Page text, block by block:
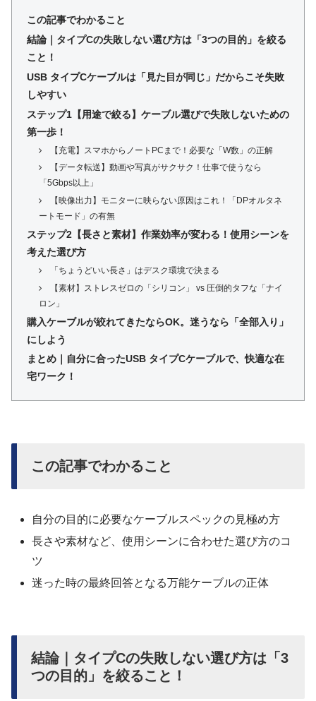
この記事でわかること
結論｜タイプCの失敗しない選び方は「3つの目的」を絞る
こと！
USB タイプCケーブルは「見た目が同じ」だからこそ失敗
しやすい
ステップ1【用途で絞る】ケーブル選びで失敗しないための
第一歩！
【充電】スマホからノートPCまで！必要な「W数」の正解
【データ転送】動画や写真がサクサク！仕事で使うなら
「5Gbps以上」
【映像出力】モニターに映らない原因はこれ！「DPオルタネ
ートモード」の有無
ステップ2【長さと素材】作業効率が変わる！使用シーンを
考えた選び方
「ちょうどいい長さ」はデスク環境で決まる
【素材】ストレスゼロの「シリコン」 vs 圧倒的タフな「ナイ
ロン」
購入ケーブルが絞れてきたならOK。迷うなら「全部入り」
にしよう
まとめ｜自分に合ったUSB タイプCケーブルで、快適な在
宅ワーク！
この記事でわかること
自分の目的に必要なケーブルスペックの見極め方
長さや素材など、使用シーンに合わせた選び方のコ
ツ
迷った時の最終回答となる万能ケーブルの正体
結論｜タイプCの失敗しない選び方は「3
つの目的」を絞ること！